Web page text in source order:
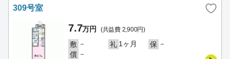
309号室
7.7万円 (共益費 2,900円)
敷 － 礼 1ヶ月 保 －
償 －